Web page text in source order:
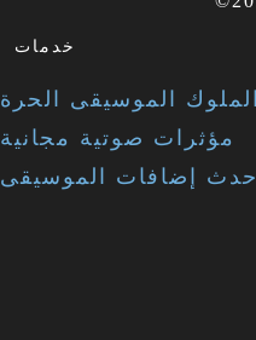
خدمات
الملوك الموسيقى الحرة
مؤثرات صوتية مجانية
أحدث إضافات الموسيقى